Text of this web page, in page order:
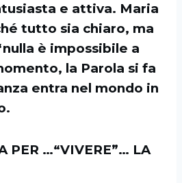
e attiva. Maria
tutto sia chiaro, ma
è impossibile a
la Parola si fa
entra nel mondo in
PER …“VIVERE”… LA